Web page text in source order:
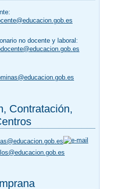
no docente y laboral:
Contratación,